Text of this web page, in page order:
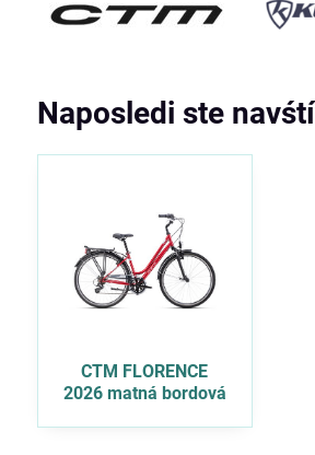
Naposledi ste
CTM FLORENCE
2026 matná bordová